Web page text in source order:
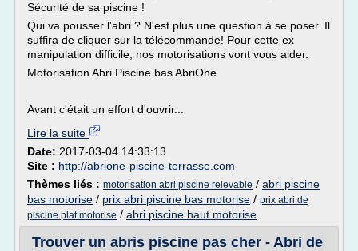
Sécurité de sa piscine !
Qui va pousser l'abri ? N'est plus une question à se poser. Il
suffira de cliquer sur la télécommande! Pour cette ex
manipulation difficile, nos motorisations vont vous aider.
Motorisation Abri Piscine bas AbriOne
Avant c'était un effort d'ouvrir...
Lire la suite
Date: 2017-03-04 14:33:13
Site : http://abrione-piscine-terrasse.com
Thèmes liés : motorisation abri piscine relevable / abri piscine
bas motorise / prix abri piscine bas motorise / prix abri de
piscine plat motorise / abri piscine haut motorise
Trouver un abris piscine pas cher - Abri de